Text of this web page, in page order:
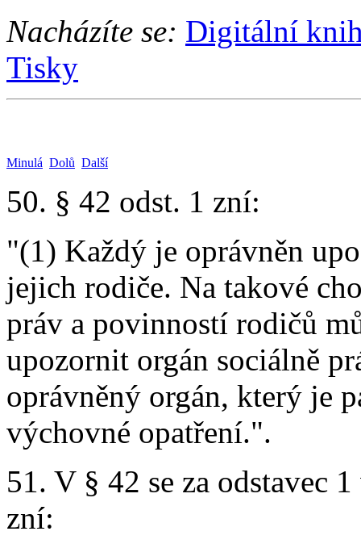
Nacházíte se: Digitální
Tisky
Minulá Dolů Další
50. § 42 odst. 1 zní:
"(1) Každý je oprávněn
jejich rodiče. Na takové
práv a povinností rodičů
upozornit orgán sociálně
oprávněný orgán, který je
výchovné opatření.".
51. V § 42 se za odstavec
zní: